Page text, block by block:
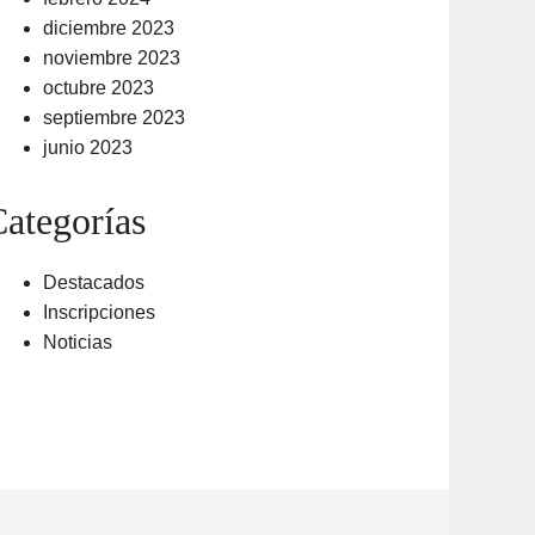
diciembre 2023
noviembre 2023
octubre 2023
septiembre 2023
junio 2023
Destacados
Inscripciones
Noticias